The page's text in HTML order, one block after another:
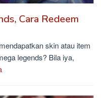
Cara Redeem
skin atau item
legends? Bila iya,